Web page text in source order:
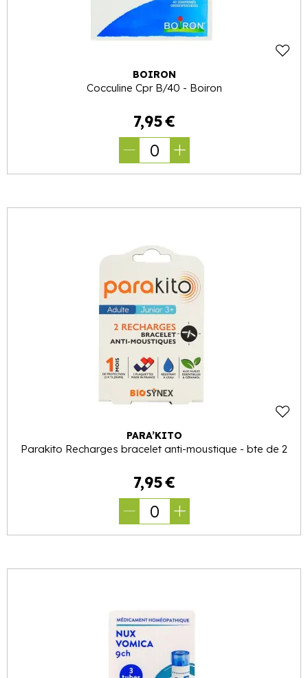
BOIRON
Cocculine Cpr B/40 - Boiron
7,95€
0
PARA’KITO
Parakito Recharges bracelet anti-moustique - bte de 2
7,95€
0